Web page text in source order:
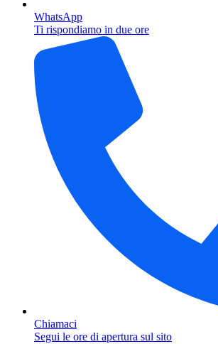
WhatsApp
Ti rispondiamo in due ore
Chiamaci
Segui le ore di apertura sul sito